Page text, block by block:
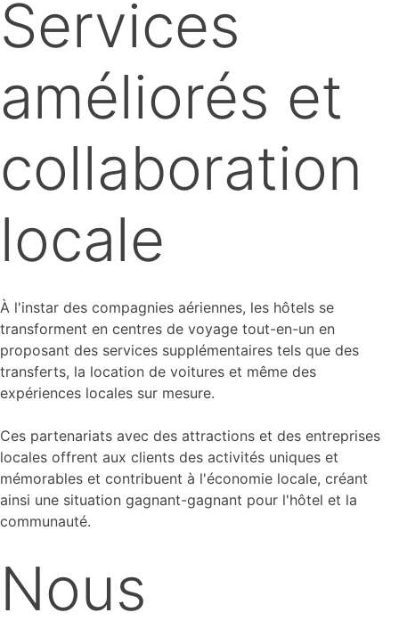
Services
améliorés et
collaboration
locale
À l'instar des compagnies aériennes, les hôtels se
transforment en centres de voyage tout-en-un en
proposant des services supplémentaires tels que des
transferts, la location de voitures et même des
expériences locales sur mesure.
Ces partenariats avec des attractions et des entreprises
locales offrent aux clients des activités uniques et
mémorables et contribuent à l'économie locale, créant
ainsi une situation gagnant-gagnant pour l'hôtel et la
communauté.
Nous